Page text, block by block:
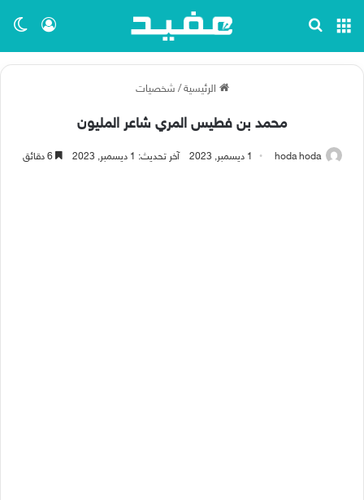
تسجيل القائمة
الرئيسية / شخصيات
محمد بن فطيس المري شاعر المليون
hoda hoda 1 ديسمبر, 2023 آخر تحديث: 1 ديسمبر, 2023 6 دقائق